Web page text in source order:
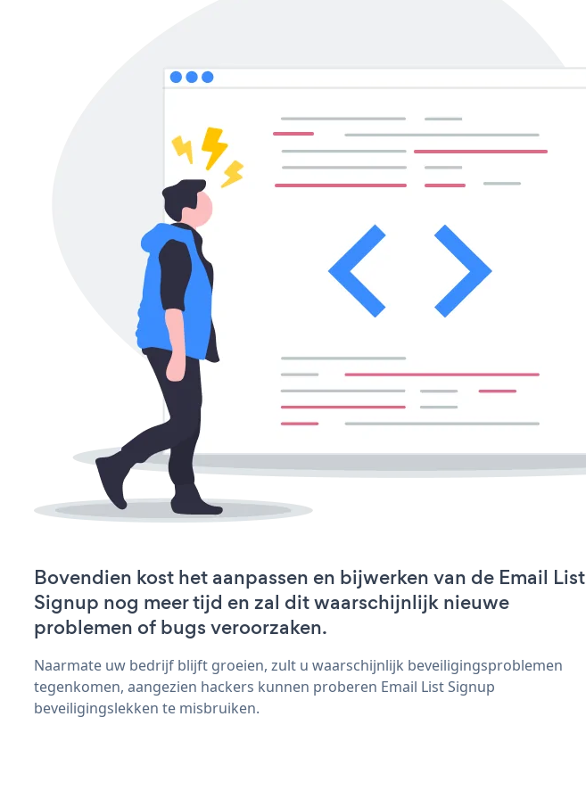
Bovendien kost het aanpassen en bijwerken van de Email List
Signup nog meer tijd en zal dit waarschijnlijk nieuwe
problemen of bugs veroorzaken.
Naarmate uw bedrijf blijft groeien, zult u waarschijnlijk beveiligingsproblemen
tegenkomen, aangezien hackers kunnen proberen Email List Signup
beveiligingslekken te misbruiken.